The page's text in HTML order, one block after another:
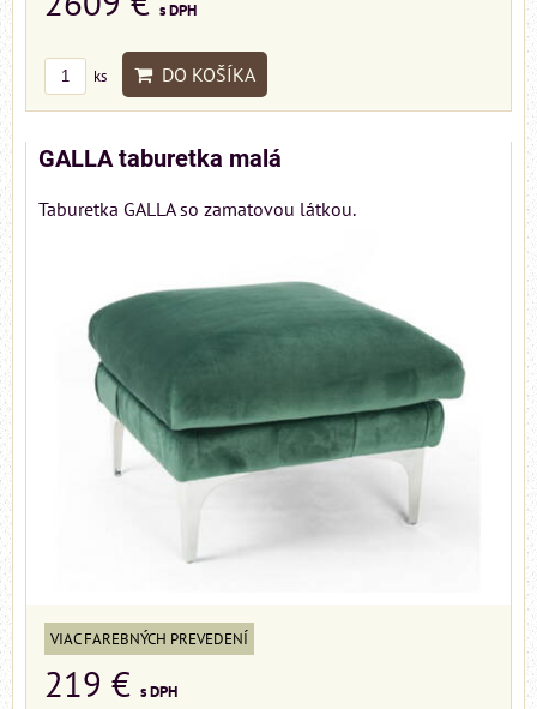
s DPH
ks DO KOŠÍKA
GALLA taburetka malá
Taburetka GALLA so zamatovou látkou.
VIAC FAREBNÝCH PREVEDENÍ
219 € s DPH